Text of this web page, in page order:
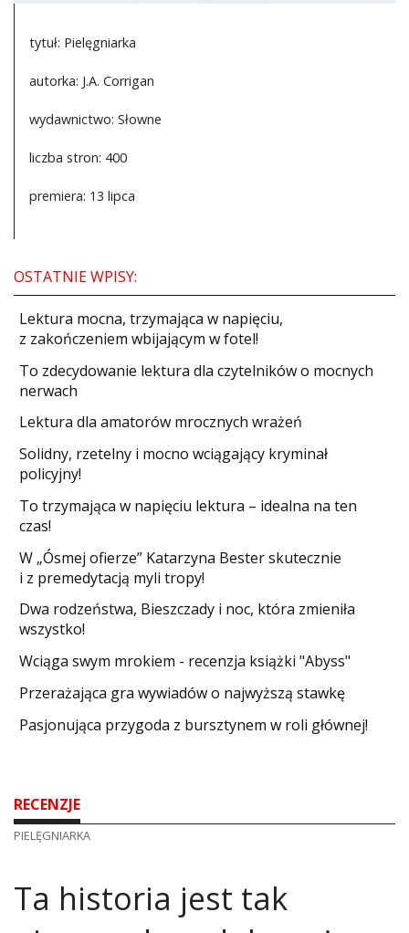
tytuł: Pielęgniarka
autorka: J.A. Corrigan
wydawnictwo: Słowne
liczba stron: 400
premiera: 13 lipca
OSTATNIE WPISY:
​Lektura mocna, trzymająca w napięciu,
z zakończeniem wbijającym w fotel!
​To zdecydowanie lektura dla czytelników o mocnych
nerwach
Lektura dla amatorów mrocznych wrażeń
Solidny, rzetelny i mocno wciągający kryminał
policyjny!
​To trzymająca w napięciu lektura – idealna na ten
czas!
W „Ósmej ofierze” Katarzyna Bester skutecznie
i z premedytacją myli tropy!
Dwa rodzeństwa, Bieszczady i noc, która zmieniła
wszystko!
Wciąga swym mrokiem - recenzja książki "Abyss"
​Przerażająca gra wywiadów o najwyższą stawkę
Pasjonująca przygoda z bursztynem w roli głównej!
RECENZJE
PIELĘGNIARKA
Ta historia jest tak